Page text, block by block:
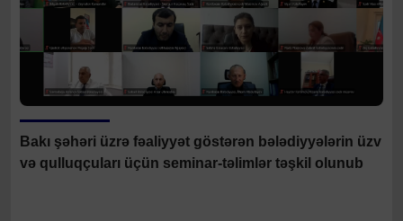
Bakı şəhəri üzrə fəaliyyət göstərən bələdiyyələrin üzv
və qulluqçuları üçün seminar-təlimlər təşkil olunub